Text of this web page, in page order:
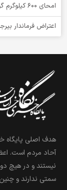
امحای ۶۰۰ کیلوگرم گوشت فاسد در دانشگاه خراسان‌جنوبی
اعتراض فرماندار
هدف اصلی پایگاه
آحاد مردم است.
نیستند و در هیچ
سمتی ندارند و